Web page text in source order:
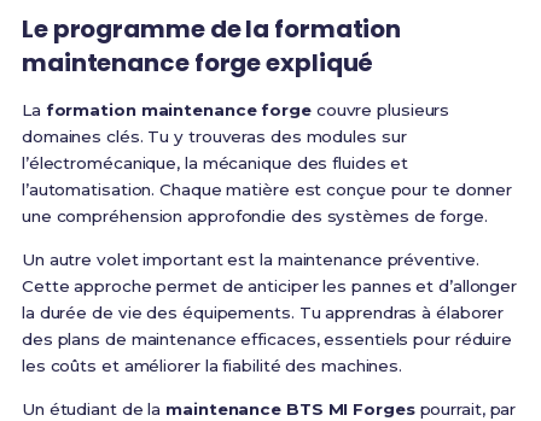
Le programme de la formation
maintenance forgeexpliqué
La formation maintenance forgecouvre plusieurs
domaines clés. Tu y trouveras des modules sur
l’électromécanique, la mécanique des fluides et
l’automatisation. Chaque matière est conçue pour te donner
une compréhension approfondie des systèmes de forge.
Un autre volet important est la maintenance préventive.
Cette approche permet de anticiper les pannes et d’allonger
la durée de vie des équipements. Tu apprendras à élaborer
des plans de maintenance efficaces, essentiels pour réduire
les coûts et améliorer la fiabilité des machines.
Un étudiant de la maintenance BTS MI Forgespourrait, par